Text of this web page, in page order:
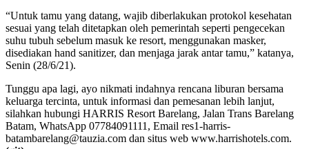
“Untuk tamu yang datang, wajib diberlakukan protokol kesehatan
sesuai yang telah ditetapkan oleh pemerintah seperti pengecekan
suhu tubuh sebelum masuk ke resort, menggunakan masker,
disediakan hand sanitizer, dan menjaga jarak antar tamu,” katanya,
Senin (28/6/21).
Tunggu apa lagi, ayo nikmati indahnya rencana liburan bersama
keluarga tercinta, untuk informasi dan pemesanan lebih lanjut,
silahkan hubungi HARRIS Resort Barelang, Jalan Trans Barelang
Batam, WhatsApp 07784091111, Email res1-harris-
batambarelang@tauzia.com dan situs web www.harrishotels.com.